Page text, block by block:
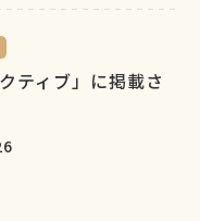
ティブ」に掲載さ